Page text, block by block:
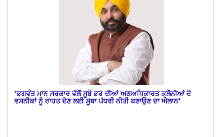
*ਭਗਵੰਤ ਮਾਨ ਸਰਕਾਰ ਵੱਲੋਂ ਸੂਬੇ ਭਰ ਦੀਆਂ ਅਣਅਧਿਕਾਰਤ ਕਲੋਨੀਆਂ ਦੇ
ਵਸਨੀਕਾਂ ਨੂੰ ਰਾਹਤ ਦੇਣ ਲਈ ਸੂਬਾ ਪੱਧਰੀ ਨੀਤੀ ਬਣਾਉਣ ਦਾ ਐਲਾਨ*